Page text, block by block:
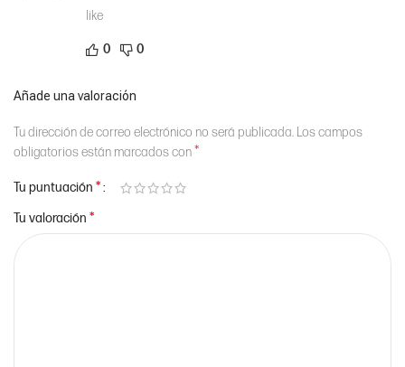
like
0 0
Añade una valoración
Tu dirección de correo electrónico no será publicada. Los campos
obligatorios están marcados con*
Tu puntuación *
Tu valoración *